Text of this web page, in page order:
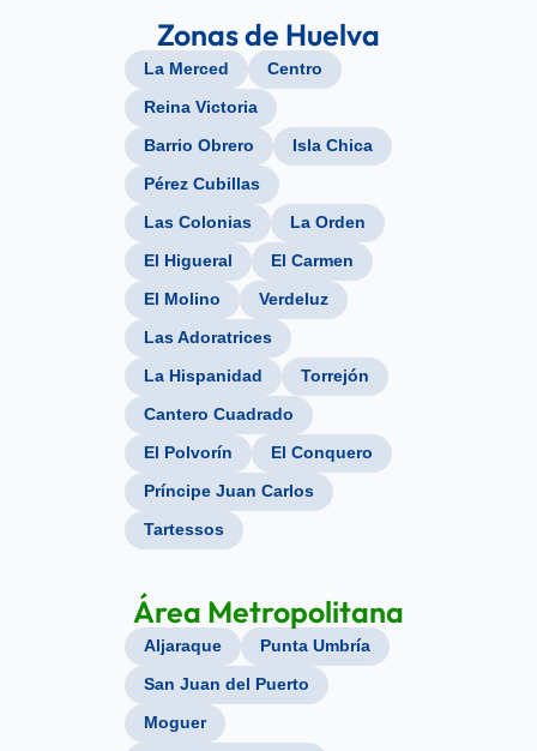
Zonas de Huelva
La Merced Centro
Reina Victoria
Barrio Obrero Isla Chica
Pérez Cubillas
Las Colonias La Orden
El Higueral El Carmen
El Molino Verdeluz
Las Adoratrices
La Hispanidad Torrejón
Cantero Cuadrado
El Polvorín El Conquero
Príncipe Juan Carlos
Tartessos
Área Metropolitana
Aljaraque Punta Umbría
San Juan del Puerto
Moguer